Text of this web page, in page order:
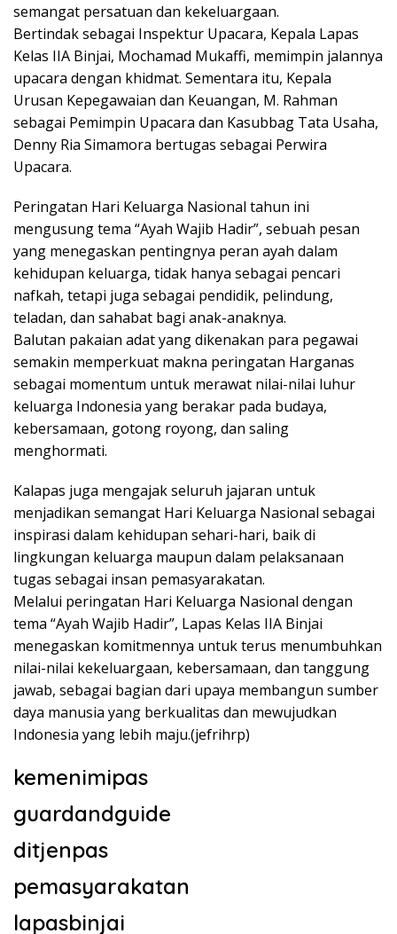
semangat persatuan dan kekeluargaan.
Bertindak sebagai Inspektur Upacara, Kepala Lapas
Kelas IIA Binjai, Mochamad Mukaffi, memimpin jalannya
upacara dengan khidmat. Sementara itu, Kepala
Urusan Kepegawaian dan Keuangan, M. Rahman
sebagai Pemimpin Upacara dan Kasubbag Tata Usaha,
Denny Ria Simamora bertugas sebagai Perwira
Upacara.
Peringatan Hari Keluarga Nasional tahun ini
mengusung tema “Ayah Wajib Hadir”, sebuah pesan
yang menegaskan pentingnya peran ayah dalam
kehidupan keluarga, tidak hanya sebagai pencari
nafkah, tetapi juga sebagai pendidik, pelindung,
teladan, dan sahabat bagi anak-anaknya.
Balutan pakaian adat yang dikenakan para pegawai
semakin memperkuat makna peringatan Harganas
sebagai momentum untuk merawat nilai-nilai luhur
keluarga Indonesia yang berakar pada budaya,
kebersamaan, gotong royong, dan saling
menghormati.
Kalapas juga mengajak seluruh jajaran untuk
menjadikan semangat Hari Keluarga Nasional sebagai
inspirasi dalam kehidupan sehari-hari, baik di
lingkungan keluarga maupun dalam pelaksanaan
tugas sebagai insan pemasyarakatan.
Melalui peringatan Hari Keluarga Nasional dengan
tema “Ayah Wajib Hadir”, Lapas Kelas IIA Binjai
menegaskan komitmennya untuk terus menumbuhkan
nilai-nilai kekeluargaan, kebersamaan, dan tanggung
jawab, sebagai bagian dari upaya membangun sumber
daya manusia yang berkualitas dan mewujudkan
Indonesia yang lebih maju.(jefrihrp)
kemenimipas
guardandguide
ditjenpas
pemasyarakatan
lapasbinjai